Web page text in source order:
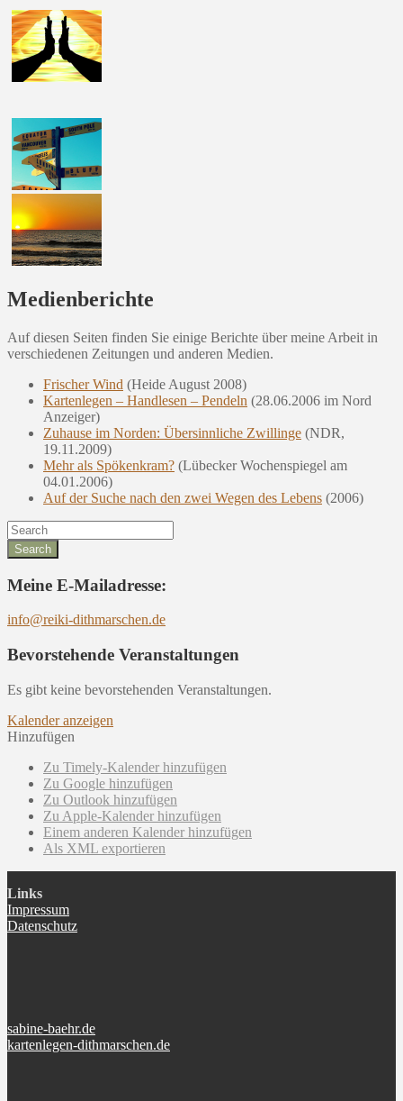
Medienberichte
Auf diesen Seiten finden Sie einige Berichte über meine Arbeit in
verschiedenen Zeitungen und anderen Medien.
Frischer Wind (Heide August 2008)
Kartenlegen – Handlesen – Pendeln (28.06.2006 im Nord
Anzeiger)
Zuhause im Norden: Übersinnliche Zwillinge (NDR,
19.11.2009)
Mehr als Spökenkram? (Lübecker Wochenspiegel am
04.01.2006)
Auf der Suche nach den zwei Wegen des Lebens (2006)
Search
for:
Meine E-Mailadresse:
info@reiki-dithmarschen.de
Bevorstehende Veranstaltungen
Es gibt keine bevorstehenden Veranstaltungen.
Kalender anzeigen
Hinzufügen
Zu Timely-Kalender hinzufügen
Zu Google hinzufügen
Zu Outlook hinzufügen
Zu Apple-Kalender hinzufügen
Einem anderen Kalender hinzufügen
Als XML exportieren
Links
Impressum
Datenschutz
sabine-baehr.de
kartenlegen-dithmarschen.de